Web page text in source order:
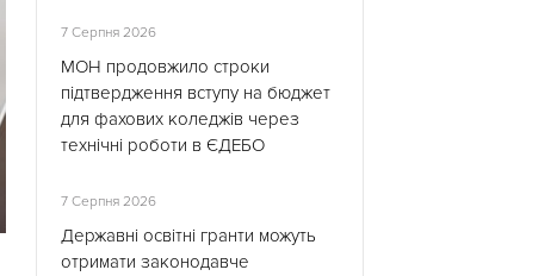
7 Серпня 2026
МОН продовжило строки
підтвердження вступу на бюджет
для фахових коледжів через
технічні роботи в ЄДЕБО
7 Серпня 2026
Державні освітні гранти можуть
отримати законодавче